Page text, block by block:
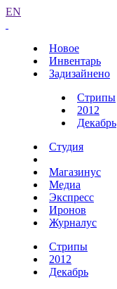
EN
Новое
Инвентарь
Задизайнено
Стрипы
2012
Декабрь
Студия
Магазинус
Медиа
Экспресс
Иронов
Журналус
Стрипы
2012
Декабрь